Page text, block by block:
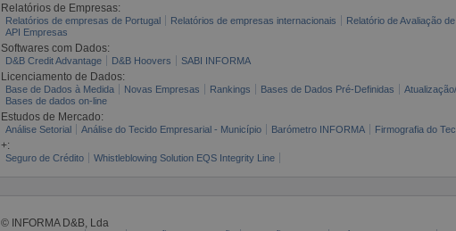
Relatórios de Empresas:
Relatórios de empresas de Portugal Relatórios de empresas internacionais Relatório de Avaliação
API Empresas
Softwares com Dados:
D&B Credit Advantage D&B Hoovers SABI INFORMA
Licenciamento de Dados:
Base de Dados à Medida Novas Empresas Rankings Bases de Dados Pré-Definidas
Bases de dados on-line
Estudos de Mercado:
Análise Setorial Análise do Tecido Empresarial - Município Barómetro INFORMA Firmografia do
+:
Seguro de Crédito Whistleblowing Solution EQS Integrity Line
© INFORMA D&B, Lda